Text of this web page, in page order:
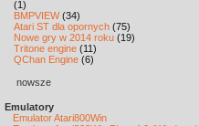
(1)
BMPVIEW(34)
Atari ST dla opornych (75)
Nowe gry w 2014 roku (19)
Tritone engine (11)
QChan Engine (6)
nowsze
Emulatory
Emulator Atari800Win